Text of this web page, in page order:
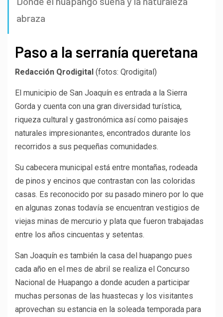
abraza
Paso a la serranía queretana
Redacción Qrodigital (fotos: Qrodigital)
El municipio de San Joaquín es entrada a la Sierra
Gorda y cuenta con una gran diversidad turística,
riqueza cultural y gastronómica así como paisajes
naturales impresionantes, encontrados durante los
recorridos a sus pequeñas comunidades.
Su cabecera municipal está entre montañas, rodeada
de pinos y encinos que contrastan con las coloridas
casas. Es reconocido por su pasado minero por lo que
en algunas zonas todavía se encuentran vestigios de
viejas minas de mercurio y plata que fueron trabajadas
entre los años cincuentas y setentas.
San Joaquín es también la casa del huapango pues
cada año en el mes de abril se realiza el Concurso
Nacional de Huapango a donde acuden a participar
muchas personas de las huastecas y los visitantes
aprovechan su estancia en la soleada temporada para